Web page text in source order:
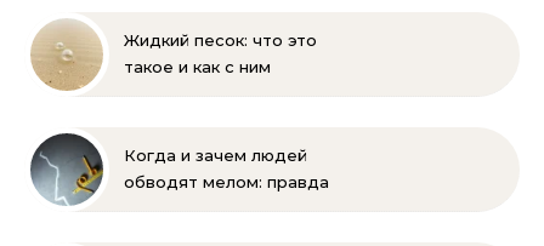
Жидкий песок: что это
такое и как с ним
Когда и зачем людей
обводят мелом: правда